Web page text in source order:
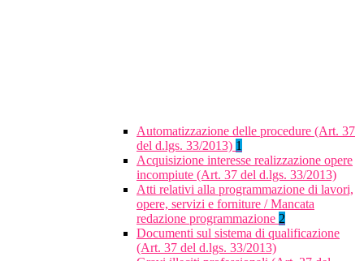
Automatizzazione delle procedure (Art. 37
del d.lgs. 33/2013) 1
Acquisizione interesse realizzazione opere
incompiute (Art. 37 del d.lgs. 33/2013)
Atti relativi alla programmazione di lavori,
opere, servizi e forniture / Mancata
redazione programmazione 2
Documenti sul sistema di qualificazione
(Art. 37 del d.lgs. 33/2013)